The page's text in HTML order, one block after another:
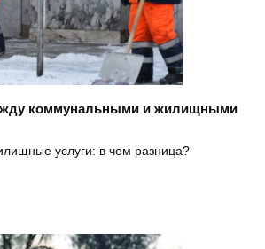
коммунальными и жилищными
услуги: в чем разница?